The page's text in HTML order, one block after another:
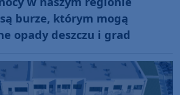
burze, którym mogą
opady deszczu i grad